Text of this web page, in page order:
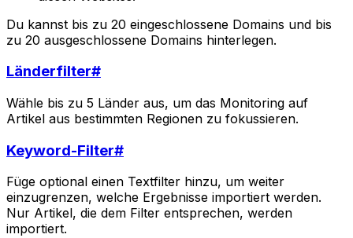
Du kannst bis zu 20 eingeschlossene Domains und bis
zu 20 ausgeschlossene Domains hinterlegen.
Länderfilter#
Wähle bis zu 5 Länder aus, um das Monitoring auf
Artikel aus bestimmten Regionen zu fokussieren.
Keyword-Filter#
Füge optional einen Textfilter hinzu, um weiter
einzugrenzen, welche Ergebnisse importiert werden.
Nur Artikel, die dem Filter entsprechen, werden
importiert.